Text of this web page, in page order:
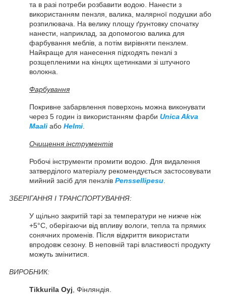
та в разі потреби розбавити водою. Нанести з
використанням пензля, валика, малярної подушки або
розпилювача. На велику площу ґрунтовку спочатку
нанести, наприклад, за допомогою валика для
фарбування меблів, а потім вирівняти пензлем.
Найкраще для нанесення підходять пензлі з
розщепленими на кінцях щетинками зі штучного
волокна.
Фарбування
Покривне забарвлення поверхонь можна виконувати
через 5 годин із використанням фарби Unica Akva
Maali або Helmi.
Очищення інструментів
Робочі інструменти промити водою. Для видалення
затверділого матеріалу рекомендується застосовувати
мийний засіб для пензлів Penssellipesu.
ЗБЕРІГАННЯ І ТРАНСПОРТУВАННЯ:
У щільно закритій тарі за температури не нижче ніж
+5°C, оберігаючи від впливу вологи, тепла та прямих
сонячних променів. Після відкриття використати
впродовж сезону. В неповній тарі властивості продукту
можуть змінитися.
ВИРОБНИК:
Tikkurila Oyj, Фінляндія.